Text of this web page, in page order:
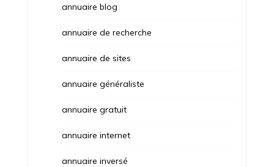
annuaire blog
annuaire de recherche
annuaire de sites
annuaire généraliste
annuaire gratuit
annuaire internet
annuaire inversé